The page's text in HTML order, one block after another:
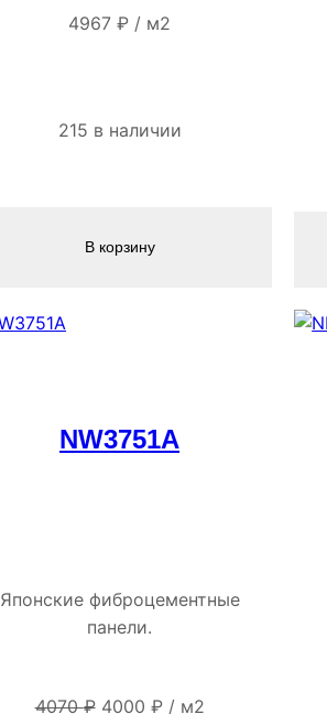
4967₽ / м2
215 в наличии
В корзину
NW3751A
Японские фиброцементные
панели.
4070₽ Первоначальная
4000 ₽Текущая
/ м2